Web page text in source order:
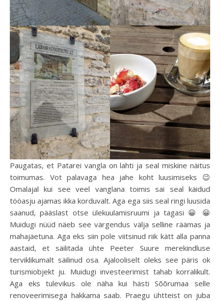
Paugatas, et Patarei vangla on lahti ja seal miskine näitus
toimumas. Vot palavaga hea jahe koht luusimiseks 😉
Omalajal kui see veel vanglana toimis sai seal käidud
tööasju ajamas ikka korduvalt. Aga ega siis seal ringi luusida
saanud, pääslast otse ülekuulamisruumi ja tagasi 😀 😀
Muidugi nüüd näeb see värgendus välja selline räämas ja
mahajäetuna. Aga eks siin pole viitsinud riik kätt alla panna
aastaid, et säilitada ühte Peeter Suure merekindluse
terviklikumalt säilinud osa. Ajalooliselt oleks see päris ok
turismiobjekt ju. Muidugi investeerimist tahab korralikult.
Aga eks tulevikus ole näha kui hästi Sõõrumaa selle
renoveerimisega hakkama saab. Praegu ühtteist on juba